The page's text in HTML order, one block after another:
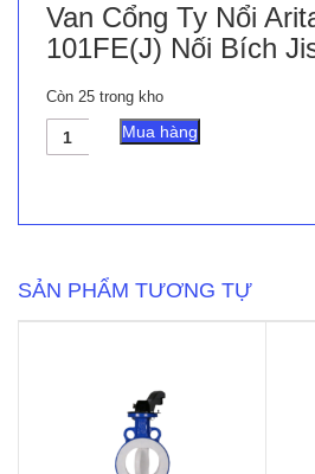
Van Cổng Ty Nổi
101FE(J) Nối Bích
Còn 25 trong kho
Van
Cổng
101FE(J)
Nối
Bích
Mua hàng
SẢN PHẨM TƯƠNG TỰ